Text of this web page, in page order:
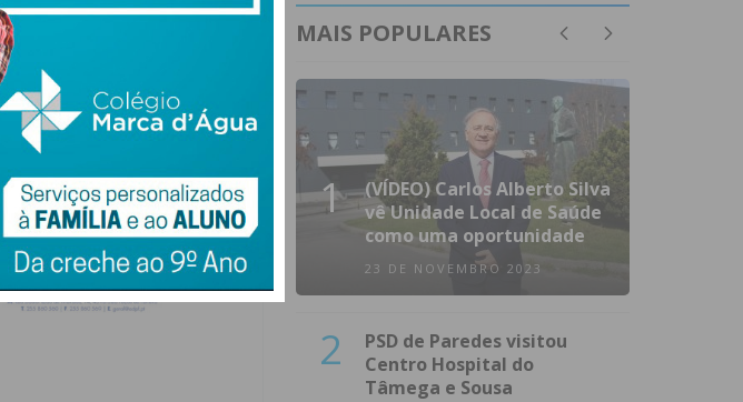
MAIS POPULARES
1
(VÍDEO) Carlos Alberto Silva
vê Unidade Local de Saúde
como uma oportunidade
23 DE NOVEMBRO 2023
2
PSD de Paredes visitou
Centro Hospital do
Tâmega e Sousa